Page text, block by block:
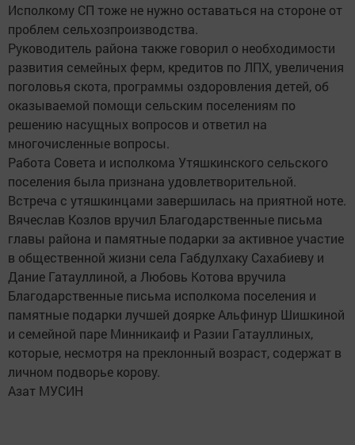
Исполкому СП тоже не нужно оставаться на стороне от
проблем сельхозпроизводства.
Руководитель района также говорил о необходимости
развития семейных ферм, кредитов по ЛПХ, увеличения
поголовья скота, программы оздоровления детей, об
оказываемой помощи сельским поселениям по
решению насущных вопросов и ответил на
многочисленные вопросы.
Работа Совета и исполкома Утяшкинского сельского
поселения была признана удовлетворительной.
Встреча с утяшкинцами завершилась на приятной ноте.
Вячеслав Козлов вручил Благодарственные письма
главы района и памятные подарки за активное участие
в общественной жизни села Габдулхаку Сахабиеву и
Дание Гатауллиной, а Любовь Котова вручила
Благодарственные письма исполкома поселения и
памятные подарки лучшей доярке Альфинур Шишкиной
и семейной паре Минникаиф и Разии Гатауллиных,
которые, несмотря на преклонный возраст, содержат в
личном подворье корову.
Азат МУСИН